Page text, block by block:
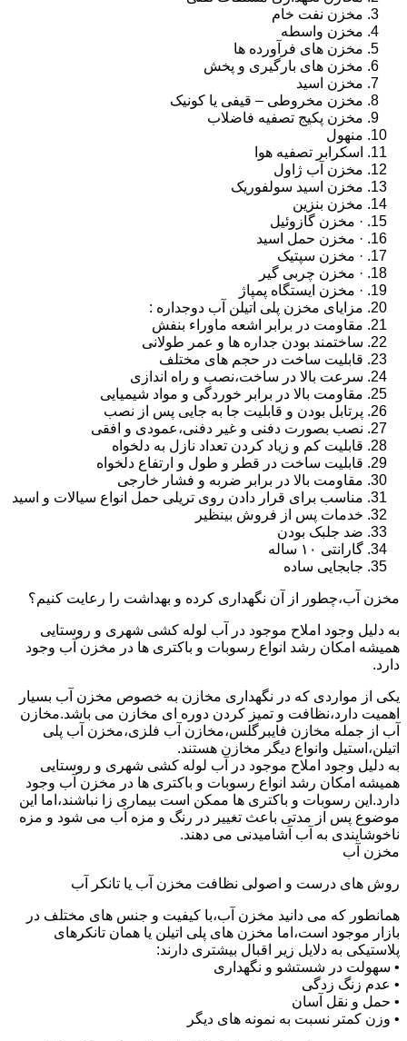
مخزن نفت خام
مخزن واسطه
مخزن های فرآورده ها
مخزن های بارگیری و پخش
مخزن اسید
مخزن مخروطی – قیفی یا کونیک
مخزن پکیج تصفیه فاضلاب
منهول
اسکرابر تصفیه هوا
مخزن آب ژاول
مخزن اسید سولفوریک
مخزن بنزین
· مخزن گازوئیل
· مخزن حمل اسید
· مخزن سپتیک
· مخزن چربی گیر
· مخزن ایستگاه پمپاژ
مزایای مخزن پلی اتیلن آب دوجداره :
مقاومت در برابر اشعه ماوراء بنفش
ساختمند بودن جداره ها و عمر طولانی
قابلیت ساخت در حجم های مختلف
سرعت بالا در ساخت،نصب و راه اندازی
مقاومت بالا در برابر خوردگی و مواد شیمیایی
پرتابل بودن و قابلیت جا به جایی پس از نصب
نصب بصورت دفنی و غیر دفنی،عمودی و افقی
قابلیت کم و زیاد کردن تعداد نازل به دلخواه
قابلیت ساخت در قطر و طول و ارتفاع دلخواه
مقاومت بالا در برابر ضربه و فشار خارجی
مناسب برای قرار دادن روی تریلی حمل انواع سیالات و اسید
خدمات پس از فروش بینظیر
ضد جلبک بودن
گارانتی ۱۰ ساله
جابجایی ساده
مخزن آب،چطور از آن نگهداری کرده و بهداشت را رعایت کنیم؟
به دلیل وجود املاح موجود در آب لوله کشی شهری و روستایی
همیشه امکان رشد انواع رسوبات و باکتری ها در مخزن آب وجود
دارد.
یکی از مواردی که در نگهداری مخازن به خصوص مخزن آب بسیار
اهمیت دارد،نظافت و تمیز کردن دوره ای مخازن می باشد.مخازن
آب از جمله مخازن فایبرگلس،مخازن آب فلزی،مخزن آب پلی
اتیلن،استیل وانواع دیگر مخازن هستند.
به دلیل وجود املاح موجود در آب لوله کشی شهری و روستایی
همیشه امکان رشد انواع رسوبات و باکتری ها در مخزن آب وجود
دارد.این رسوبات و باکتری ها ممکن است بیماری زا نباشند،اما این
موضوع پس از مدتی باعث تغییر در رنگ و مزه آب می شود و مزه
ناخوشایندی به آب آشامیدنی می دهند.
مخزن آب
روش های درست و اصولی نظافت مخزن آب یا تانکر آب
همانطور که می دانید مخزن آب،با کیفیت و جنس های مختلف در
بازار موجود است،اما مخزن های پلی اتیلن یا همان تانکرهای
پلاستیکی به دلایل زیر اقبال بیشتری دارند:
• سهولت در شستشو و نگهداری
• عدم زنگ زدگی
• حمل و نقل آسان
• وزن کمتر نسبت به نمونه های دیگر